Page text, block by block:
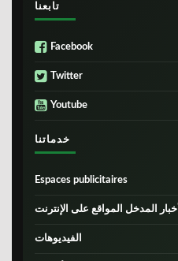
تابعنا
Facebook
Twitter
Youtube
خدماتنا
Espaces publicitaires
أخبار المدخل المواقع على الإنترنت
الفيديوهات